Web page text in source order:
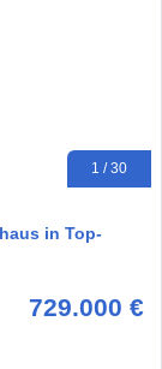
1 / 30
in Top-
729.000 €